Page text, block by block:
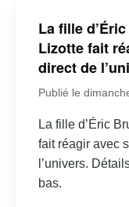
La fille
Lizotte fait
direct de
Publié le
La fille d’Éric
fait réagir avec
l’univers.
bas.